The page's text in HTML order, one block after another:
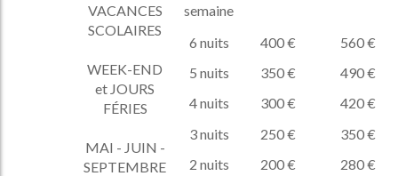
VACANCES
SCOLAIRES
WEEK-END
et JOURS
FÉRIES
MAI - JUIN -
SEPTEMBRE
semaine
6 nuits 400 €
560 €
5 nuits
350 €
490 €
4 nuits
300 €
420 €
3 nuits
250 €
350 €
2 nuits
200 € 280 €